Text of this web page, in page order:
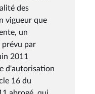
des
vigueur que
un
par
2011
d'autorisation
16 du